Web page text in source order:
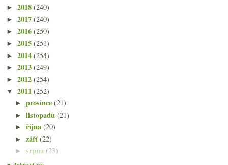
► 2018 (240)
► 2017 (240)
► 2016 (250)
► 2015 (251)
► 2014 (254)
► 2013 (249)
► 2012 (254)
▼ 2011 (252)
►prosince(21)
►listopadu(21)
►října(20)
►září(22)
►srpna (23)
►července